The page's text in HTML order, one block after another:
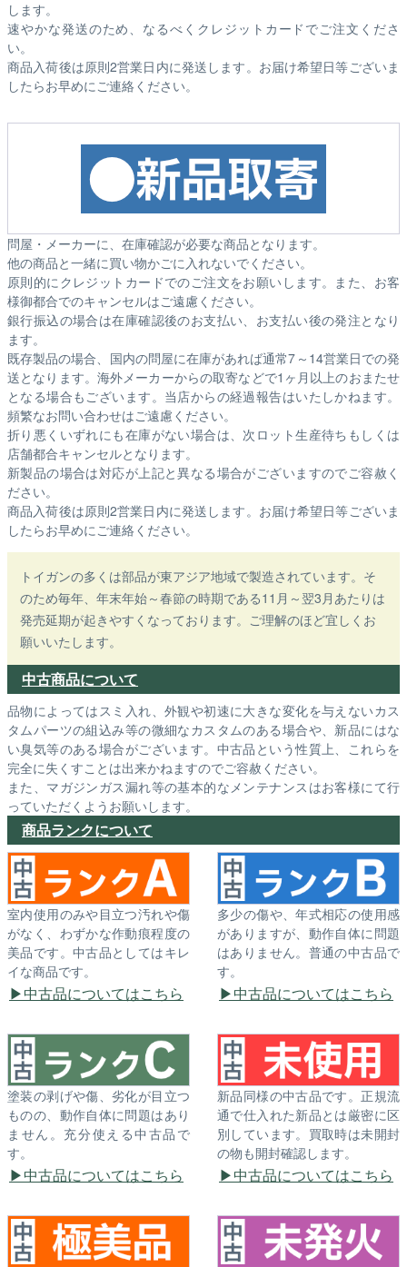
します。
速やかな発送のため、なるべくクレジットカードでご注文くださ
い。
商品入荷後は原則2営業日内に発送します。お届け希望日等ございま
したらお早めにご連絡ください。
問屋・メーカーに、在庫確認が必要な商品となります。
他の商品と一緒に買い物かごに入れないでください。
原則的にクレジットカードでのご注文をお願いします。また、お客
様御都合でのキャンセルはご遠慮ください。
銀行振込の場合は在庫確認後のお支払い、お支払い後の発注となり
ます。
既存製品の場合、国内の問屋に在庫があれば通常7～14営業日での発
送となります。海外メーカーからの取寄などで1ヶ月以上のおまたせ
となる場合もございます。 当店からの経過報告はいたしかねます。
頻繁なお問い合わせはご遠慮ください。
折り悪くいずれにも在庫がない場合は、次ロット生産待ちもしくは
店舗都合キャンセルとなります。
新製品の場合は対応が上記と異なる場合がございますのでご容赦く
ださい。
商品入荷後は原則2営業日内に発送します。お届け希望日等ございま
したらお早めにご連絡ください。
トイガンの多くは部品が東アジア地域で製造されています。そ
のため毎年、年末年始～春節の時期である11月～翌3月あたりは
発売延期が起きやすくなっております。ご理解のほど宜しくお
願いいたします。
中古商品について
品物によってはスミ入れ、外観や初速に大きな変化を与えないカス
タムパーツの組込み等の微細なカスタムのある場合や、新品にはな
い臭気等のある場合がございます。中古品という性質上、これらを
完全に失くすことは出来かねますのでご容赦ください。
また、マガジンガス漏れ等の基本的なメンテナンスはお客様にて行
っていただくようお願いします。
商品ランクについて
室内使用のみや目立つ汚れや傷
がなく、わずかな作動痕程度の
美品です。中古品としてはキレ
イな商品です。
中古品についてはこちら
多少の傷や、年式相応の使用感
がありますが、動作自体に問題
はありません。普通の中古品で
す。
中古品についてはこちら
塗装の剥げや傷、劣化が目立つ
ものの、動作自体に問題はあり
ません。充分使える中古品で
す。
中古品についてはこちら
新品同様の中古品です。正規流
通で仕入れた新品とは厳密に区
別しています。買取時は未開封
の物も開封確認します。
中古品についてはこちら